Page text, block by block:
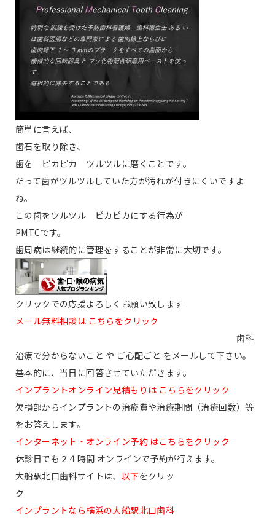
簡単に言えば、
歯石を取り除き、
歯を ピカピカ ツルツルに磨くことです。
だって歯がツルツルしていた方が汚れが付きにくいですよ
ね。
この歯をツルツル ピカピカにする行為が
PMTCです。
歯周病は継続的に管理をすることが非常に大切です。
クリックでの応援よろしくお願い致します
メール無料相談は こちらをクリック
歯科
治療で分からないこと や ご心配ごと をメールして下さい。
基本的に、当日に回答させていただきます。
インプラントオンライン見積もりは こちらをクリック
欠損部からインプラントの治療費や治療期間（治療回数）等
をお答えします。
インターネット・オンライン予約 はこちらをクリック
休診日でも２４時間 オンラインで予約が行えます。
大船駅北口歯科サイトは、 以下をクリッ
ク
インプラントなら横浜の大船駅北口歯科